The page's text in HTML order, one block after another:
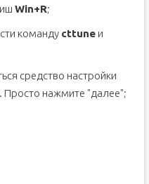
Win+R;
команду cttuneи
средство настройки
Просто нажмите "далее";